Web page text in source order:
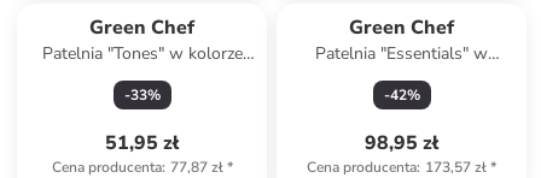
Green Chef
Patelnia "Tones" w kolorze
błękitnym - Ø 20 cm
-33%
51,95 zł
Cena producenta: 77,87 zł*
Green Chef
Patelnia "Essentials" w
kolorze czarnym do
naleśników - Ø 28 cm
-42%
98,95 zł
Cena producenta: 173,57 zł*